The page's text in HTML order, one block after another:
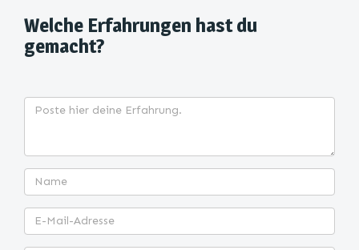
Welche Erfahrungen hast du
gemacht?